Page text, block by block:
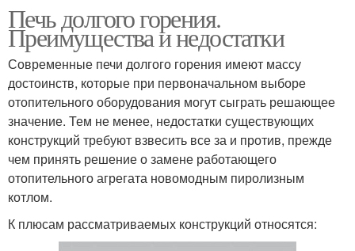
Печь долгого горения.
Преимущества и недостатки
Современные печи долгого горения имеют массу
достоинств, которые при первоначальном выборе
отопительного оборудования могут сыграть решающее
значение. Тем не менее, недостатки существующих
конструкций требуют взвесить все за и против, прежде
чем принять решение о замене работающего
отопительного агрегата новомодным пиролизным
котлом.
К плюсам рассматриваемых конструкций относятся: